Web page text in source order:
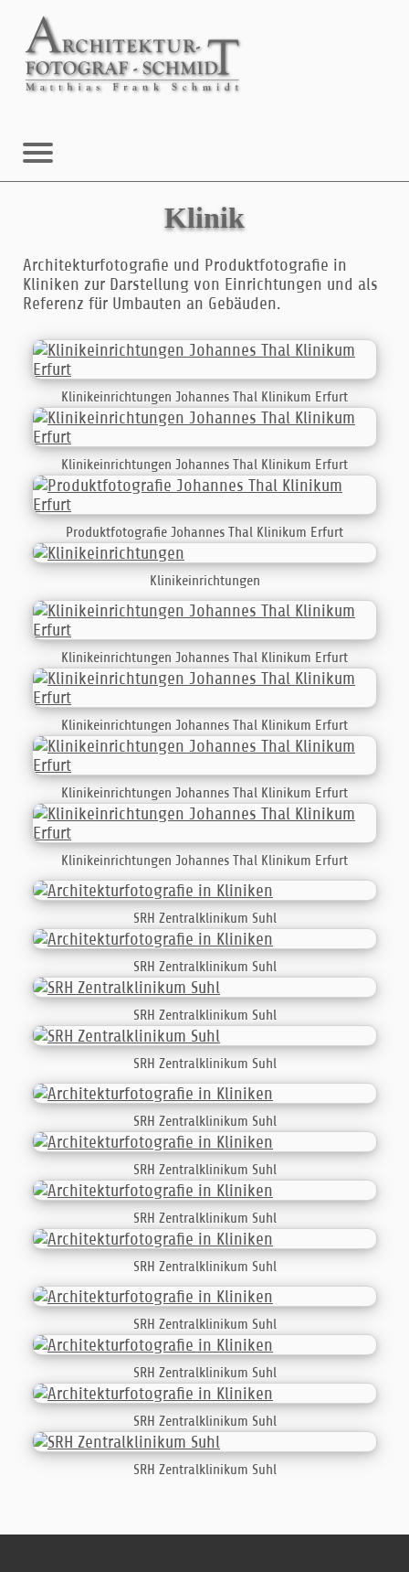
Klinik
Architekturfotografie und Produktfotografie in
Kliniken zur Darstellung von Einrichtungen und als
Referenz für Umbauten an Gebäuden.
Klinikeinrichtungen Johannes Thal Klinikum Erfurt
Klinikeinrichtungen Johannes Thal Klinikum Erfurt
Produktfotografie Johannes Thal Klinikum Erfurt
Klinikeinrichtungen
Klinikeinrichtungen Johannes Thal Klinikum Erfurt
Klinikeinrichtungen Johannes Thal Klinikum Erfurt
Klinikeinrichtungen Johannes Thal Klinikum Erfurt
Klinikeinrichtungen Johannes Thal Klinikum Erfurt
SRH Zentralklinikum Suhl
SRH Zentralklinikum Suhl
SRH Zentralklinikum Suhl
SRH Zentralklinikum Suhl
SRH Zentralklinikum Suhl
SRH Zentralklinikum Suhl
SRH Zentralklinikum Suhl
SRH Zentralklinikum Suhl
SRH Zentralklinikum Suhl
SRH Zentralklinikum Suhl
SRH Zentralklinikum Suhl
SRH Zentralklinikum Suhl